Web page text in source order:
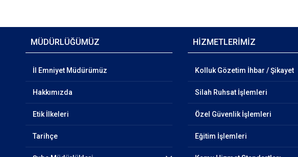
MÜDÜRLÜĞÜMÜZ
İl Emniyet Müdürümüz
Hakkımızda
Etik İlkeleri
Tarihçe
HİZMETLERİMİZ
Kolluk Gözetim İhbar / Şikayet
Silah Ruhsat İşlemleri
Özel Güvenlik İşlemleri
Eğitim İşlemleri